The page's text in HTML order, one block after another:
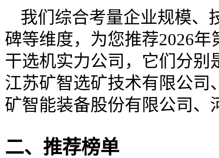
我们综合考量企业规模、
碑等维度，为您推荐2026
干选机实力公司，它们分别
江苏矿智选矿技术有限公司
矿智能装备股份有限公司、
二、推荐榜单